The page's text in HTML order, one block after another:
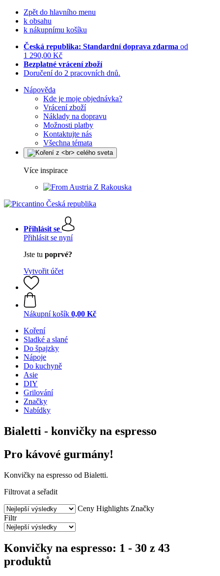
Zpět do hlavního menu
k obsahu
k nákupnímu košíku
Česká republika: Standardní doprava zdarma od
1 290,00 Kč
Bezplatné vrácení zboží
Doručení do 2 pracovních dnů.
Nápověda
Kde je moje objednávka?
Vrácení zboží
Náklady na dopravu
Možnosti platby
Kontaktujte nás
Všechna témata
Více inspirace
Z Rakouska
Přihlásit se
Přihlásit se nyní
Jste tu poprvé?
Vytvořit účet
Nákupní košík 0,00 Kč
Koření
Sladké a slané
Do špajzky
Nápoje
Do kuchyně
Asie
DIY
Grilování
Značky
Nabídky
Bialetti - konvičky na espresso
Pro kávové gurmány!
Konvičky na espresso od Bialetti.
Filtrovat a seřadit
Ceny Highlights Značky
Filtr
Konvičky na espresso: 1 - 30 z 43
produktů